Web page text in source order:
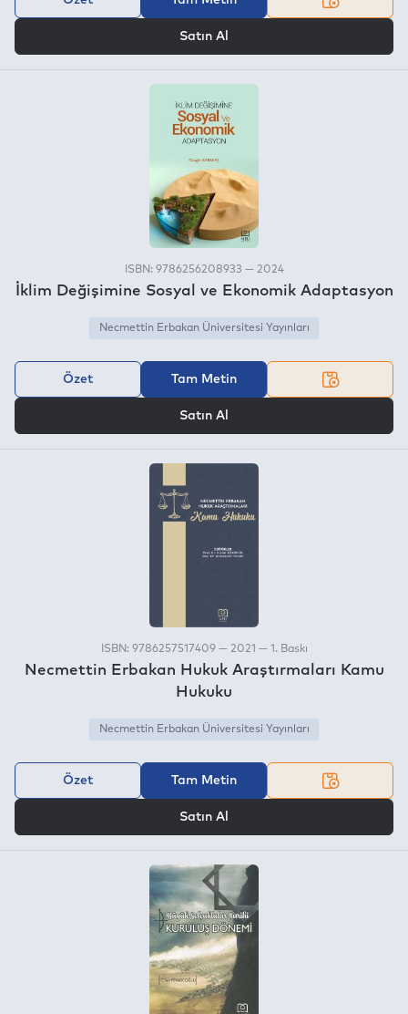
Satın Al
ISBN: 9786256208933 — 2024
İklim Değişimine Sosyal ve Ekonomik Adaptasyon
Necmettin Erbakan Üniversitesi Yayınları
Özet Tam Metin
Satın Al
ISBN: 9786257517409 — 2021 — 1. Baskı
Necmettin Erbakan Hukuk Araştırmaları Kamu
Hukuku
Necmettin Erbakan Üniversitesi Yayınları
Özet Tam Metin
Satın Al